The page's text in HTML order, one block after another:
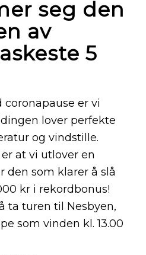
seg den
av
5
er vi
lover perfekte
og vindstille.
at vi utlover en
den som klarer å slå
kr i rekordbonus!
ta turen til Nesbyen,
som vinden kl. 13.00